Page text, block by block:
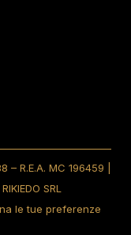
– R.E.A. MC 196459 |
SRL
le tue preferenze